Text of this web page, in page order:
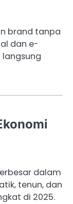
brand tanpa
dan e-
dalam
tenun, dan
di 2025.